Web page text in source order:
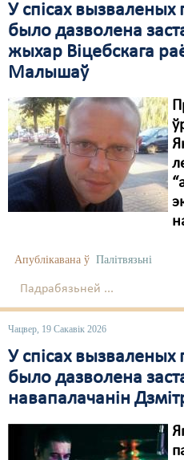
У спісах вызваленых
было дазволена
жыхар Віцебскага
Малышаў
Апублікавана ў Палітвязьні
Падрабязьней ...
Чацвер, 19 Сакавік 2026
У спісах вызваленых
было дазволена
навапалачанін